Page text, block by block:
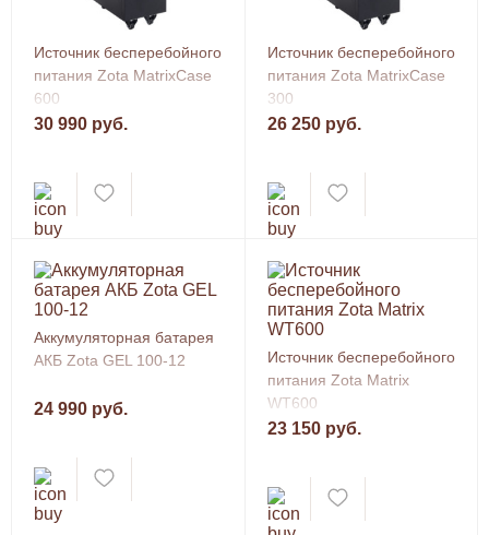
Источник бесперебойного
питания Zota MatrixCase
600
30 990 руб.
Источник бесперебойного
питания Zota MatrixCase
300
26 250 руб.
Аккумуляторная батарея
АКБ Zota GEL 100-12
24 990 руб.
Источник бесперебойного
питания Zota Matrix
WT600
23 150 руб.